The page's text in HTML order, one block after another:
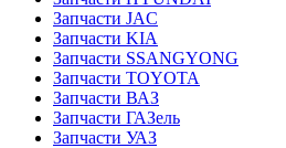
Запчасти JAC
Запчасти KIA
Запчасти SSANGYONG
Запчасти TOYOTA
Запчасти ВАЗ
Запчасти ГАЗель
Запчасти УАЗ